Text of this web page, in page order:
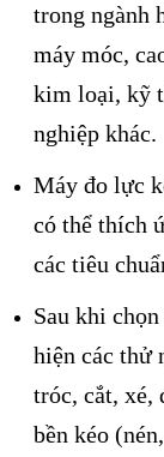
trong ngành
máy móc,
kim loại, kỹ
nghiệp khác.
Máy đo lực
có thể thích
các tiêu
Sau khi
hiện các thử
tróc, cắt, xé,
bền kéo